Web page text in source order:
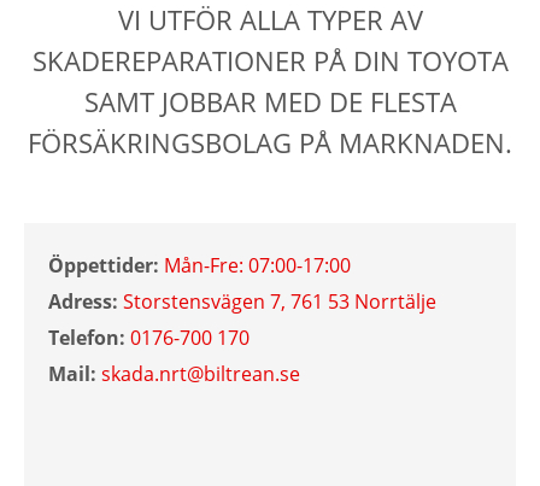
VI UTFÖR ALLA TYPER AV
SKADEREPARATIONER PÅ DIN TOYOTA
SAMT JOBBAR MED DE FLESTA
FÖRSÄKRINGSBOLAG PÅ MARKNADEN.
Öppettider: Mån-Fre: 07:00-17:00
Adress: Storstensvägen 7, 761 53 Norrtälje
Telefon: 0176-700 170
Mail: skada.nrt@biltrean.se